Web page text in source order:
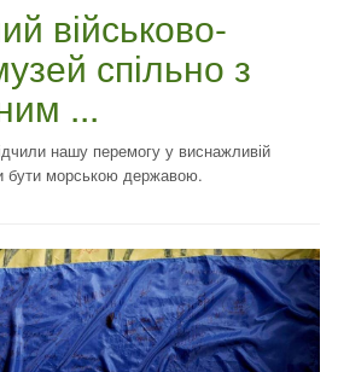
військово-
спільно з
...
нашу перемогу у виснажливій
бути морською державою.